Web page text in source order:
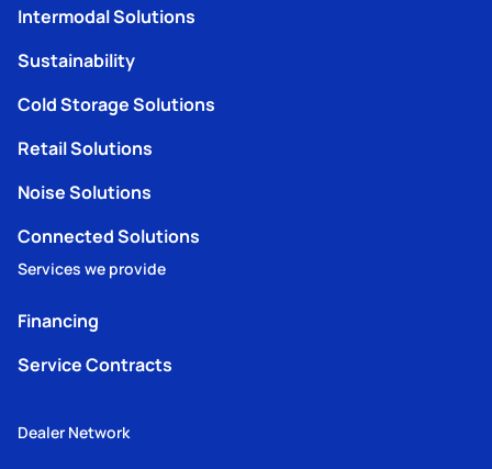
Intermodal Solutions
Sustainability
Cold Storage Solutions
Retail Solutions
Noise Solutions
Connected Solutions
Services we provide
Financing
Service Contracts
Dealer Network